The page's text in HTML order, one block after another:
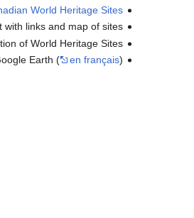
World Heritage Sites
links and map of sites
of World Heritage Sites
Earth ( en français)